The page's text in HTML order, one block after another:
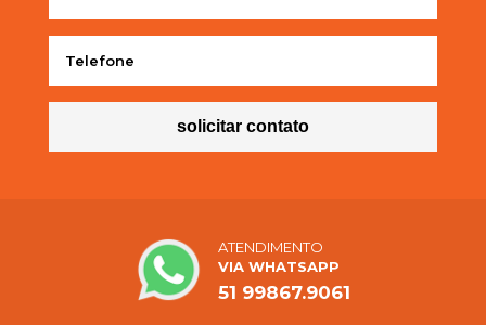
solicitar contato
ATENDIMENTO
VIA WHATSAPP
51 99867.9061